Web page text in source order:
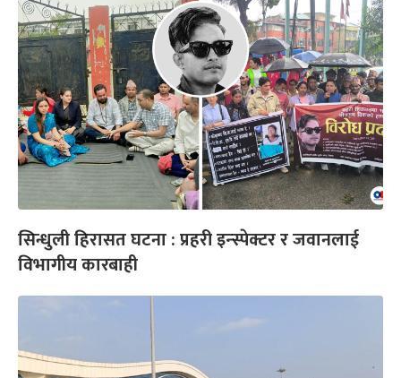
सिन्धुली हिरासत घटना : प्रहरी इन्स्पेक्टर र जवानलाई
विभागीय कारबाही